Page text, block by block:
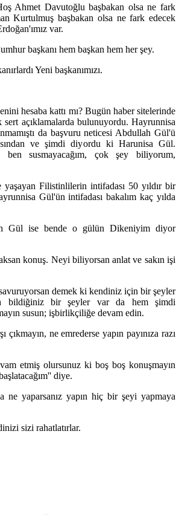
Ahmet Davutoğlu başbakan olsa ne fark
Kurtulmuş başbakan olsa ne fark edecek
var.
başkanı hem başkan hem her şey.
Yeni başkanımızı.
hesaba kattı mı? Bugün haber sitelerinde
açıklamalarda bulunuyordu. Hayrunnisa
da başvuru neticesi Abdullah Gül'ü
ve şimdi diyordu ki Harunisa Gül.
susmayacağım, çok şey biliyorum,
Filistinlilerin intifadası 50 yıldır bir
Gül'ün intifadası bakalım kaç yılda
Gül ise bende o gülün Dikeniyim diyor
konuş. Neyi biliyorsan anlat ve sakın işi
demek ki kendiniz için bir şeyler
bildiğiniz bir şeyler var da hem şimdi
susun; işbirlikçiliğe devam edin.
ne emrederse yapın payınıza razı
etmiş olursunuz ki boş boş konuşmayın
diye.
ne yaparsanız yapın hiç bir şeyi yapmaya
sizi rahatlatırlar.